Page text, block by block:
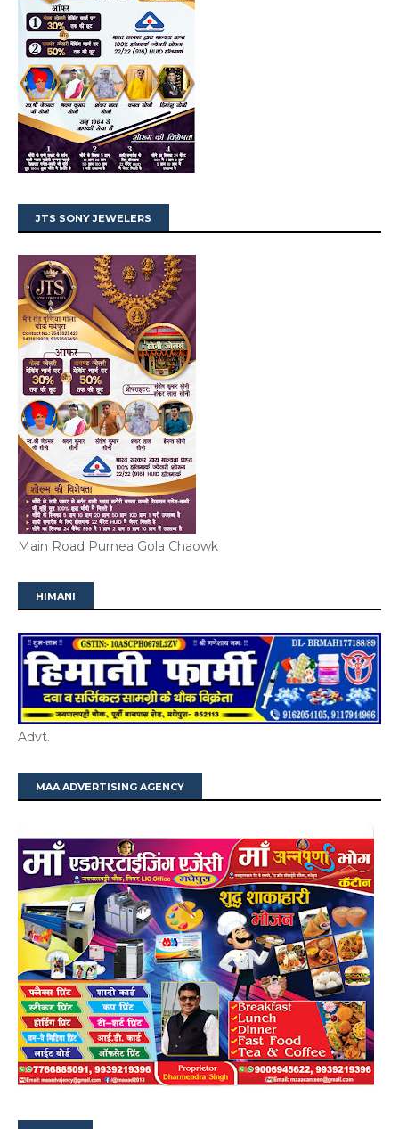
JTS SONY JEWELERS
Main Road Purnea Gola Chaowk
HIMANI
Advt.
MAA ADVERTISING AGENCY